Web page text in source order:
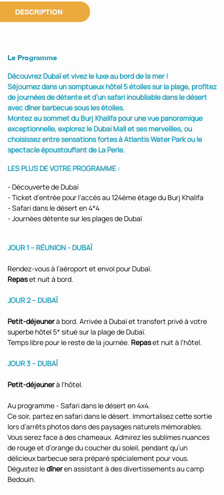
DESCRIPTION
Le Programme
Découvrez Dubaï et vivez le luxe au bord de la mer !
Séjournez dans un somptueux hôtel 5 étoiles sur la plage, profitez
de journées de détente et d’un safari inoubliable dans le désert
avec dîner barbecue sous les étoiles.
Montez au sommet du Burj Khalifa pour une vue panoramique
exceptionnelle, explorez le Dubai Mall et ses merveilles, ou
choisissez entre sensations fortes à Atlantis Water Park ou le
spectacle époustouflant de La Perle.
LES PLUS DE VOTRE PROGRAMME :
- Découverte de Dubaï
- Ticket d’entrée pour l’accès au 124ème étage du Burj Khalifa
- Safari dans le désert en 4*4
- Journées détente sur les plages de Dubaï
JOUR 1 – RÉUNION - DUBAÏ
Rendez-vous à l’aéroport et envol pour Dubaï.
Repaset nuit à bord.
JOUR 2 – DUBAÏ
Petit-déjeunerà bord. Arrivée à Dubaï et transfert privé à votre
superbe hôtel 5* situé sur la plage de Dubaï.
Temps libre pour le reste de la journée. Repaset nuit à l'hôtel.
JOUR 3 – DUBAÏ
Petit-déjeunerà l'hôtel.
Au programme - Safari dans le désert en 4x4.
Ce soir, partez en safari dans le désert. Immortalisez cette sortie
lors d’arrêts photos dans des paysages naturels mémorables.
Vous serez face à des chameaux. Admirez les sublimes nuances
de rouge et d’orange du coucher du soleil, pendant qu’un
délicieux barbecue sera préparé spécialement pour vous.
Dégustez ledîneren assistant à des divertissements au camp
Bedouin.